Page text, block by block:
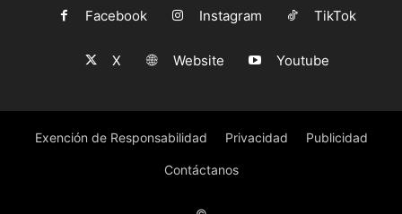
Facebook Instagram TikTok
X Website Youtube
Exención de Responsabilidad Privacidad Publicidad
Contáctanos